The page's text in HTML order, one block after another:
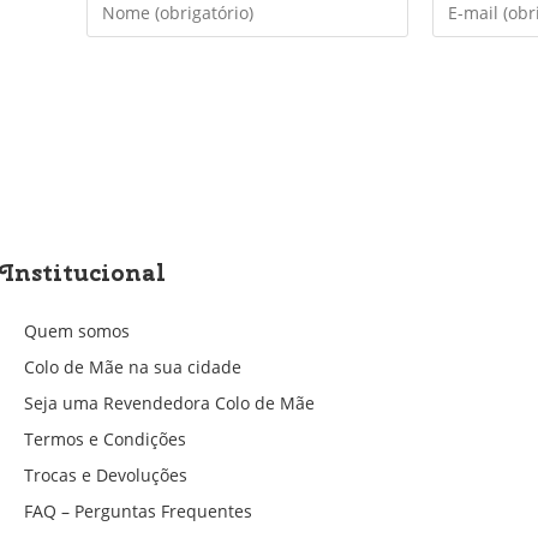
seu
seu
Institucional
Quem somos
Colo de Mãe na sua cidade
Seja uma Revendedora Colo de Mãe
Termos e Condições
Trocas e Devoluções
FAQ – Perguntas Frequentes